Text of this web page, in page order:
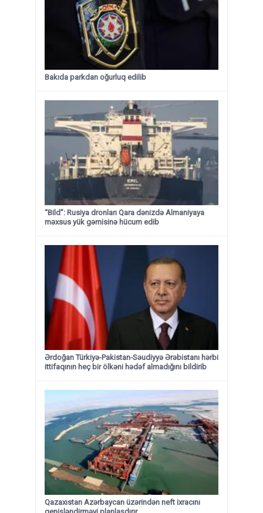
Bakıda parkdan oğurluq edilib
“Bild”: Rusiya dronları Qara dənizdə Almaniyaya
məxsus yük gəmisinə hücum edib
Ərdoğan Türkiyə-Pakistan-Səudiyyə Ərəbistanı hərbi
ittifaqının heç bir ölkəni hədəf almadığını bildirib
Qazaxıstan Azərbaycan üzərindən neft ixracını